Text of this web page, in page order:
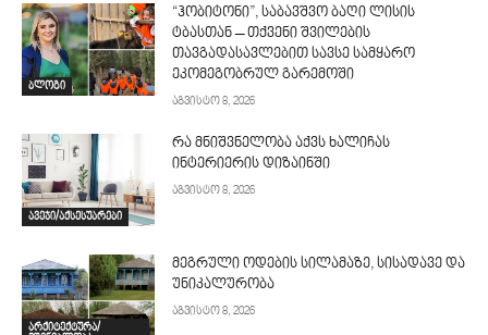
ბლოგი
“ჰობიტონი”, საბავშვო ბაღი ლისის
ტბასთან – თქვენი შვილების
თავგადასავლებით სავსე სამყარო
ეკომეგობრულ გარემოში
აგვისტო 8, 2026
ავეჯი/აქსესუარები
რა მნიშვნელობა აქვს ხალიჩას
ინტერიერის დიზაინში
აგვისტო 8, 2026
არქიტექტურა/
მეგრული ოდების სილამაზე, სისადავე და
უნიკალურობა
აგვისტო 8, 2026